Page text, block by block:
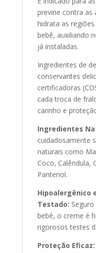
previne contra as
hidrata as
bebê, auxiliando
já instaladas.
Ingredientes de
conservantes
certificadoras
cada troca de
carinho e
Ingredientes
cuidadosamente
naturais como
Coco, Calêndula,
Pantenol.
Hipoalergênico
Testado:
bebê, o creme é
rigorosos testes
Proteção Eficaz: